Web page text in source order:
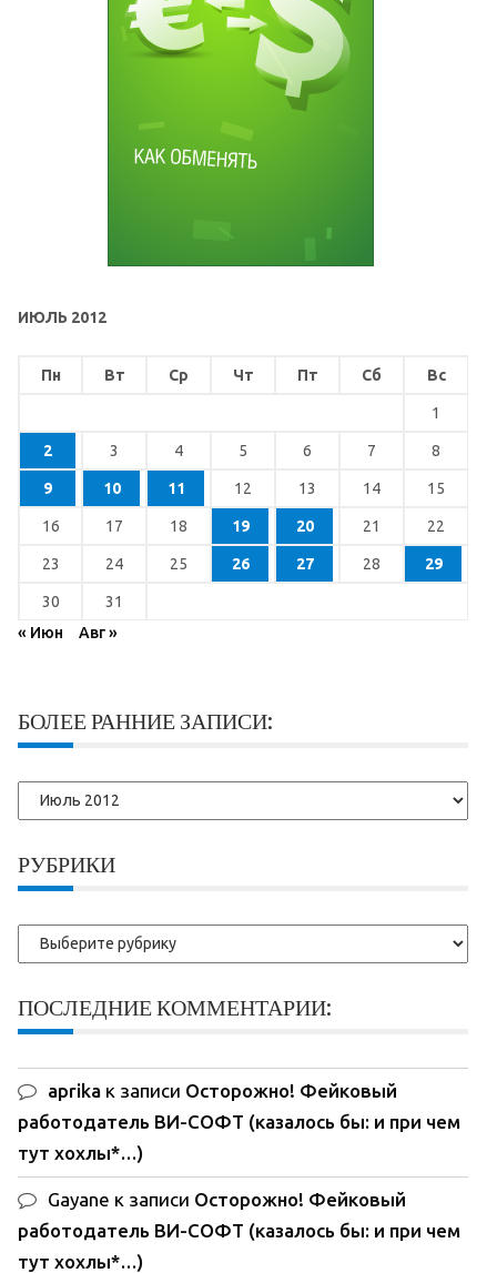
ИЮЛЬ 2012
Пн Вт Ср Чт Пт Сб Вс
1
2 3 4 5 6 7 8
9 10 11 12 13 14 15
16 17 18 19 20 21 22
23 24 25 26 27 28 29
30
31
« Июн
Авг »
БОЛЕЕ РАННИЕ ЗАПИСИ:
Более
ранние
РУБРИКИ
Рубрики
ПОСЛЕДНИЕ КОММЕНТАРИИ:
aprika к записи Осторожно! Фейковый
работодатель ВИ-СОФТ (казалось бы: и при чем
тут хохлы*…)
Gayane к записи Осторожно! Фейковый
работодатель ВИ-СОФТ (казалось бы: и при чем
тут хохлы*…)